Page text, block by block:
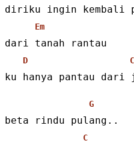
diriku ingin kembali
Em
dari tanah rantau
D C
ku hanya pantau dari
G
beta rindu pulang..
C